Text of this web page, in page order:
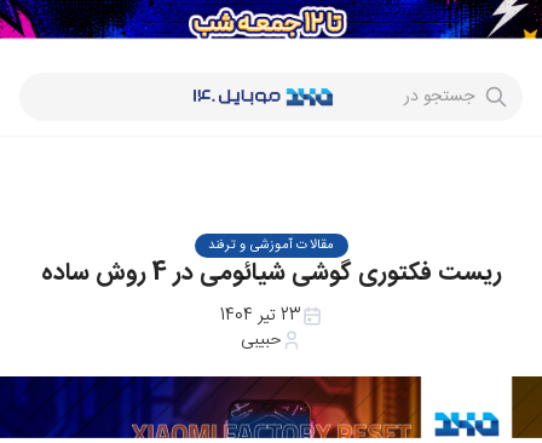
جستجو در
مقالات آموزشی و ترفند
ریست فکتوری گوشی شیائومی در 4 روش ساده
23 تیر 1404
حبیبی